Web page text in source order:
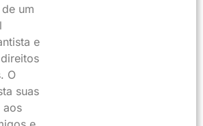
um
e
O
suas
aos